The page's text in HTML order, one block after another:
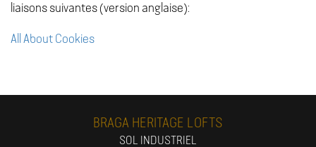
liaisons suivantes (version anglaise):
All About Cookies
BRAGA HERITAGE LOFTS
SOL INDUSTRIEL